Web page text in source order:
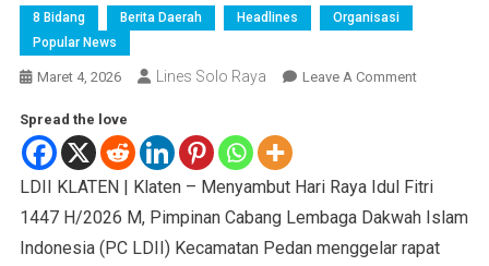
8 Bidang Berita Daerah Headlines
Organisasi
Popular News
Maret 4, 2026 Lines Solo Raya Leave A Comment
Spread the love
LDII KLATEN | Klaten – Menyambut Hari Raya Idul Fitri
1447 H/2026 M, Pimpinan Cabang Lembaga Dakwah Islam
Indonesia (PC LDII) Kecamatan Pedan menggelar rapat